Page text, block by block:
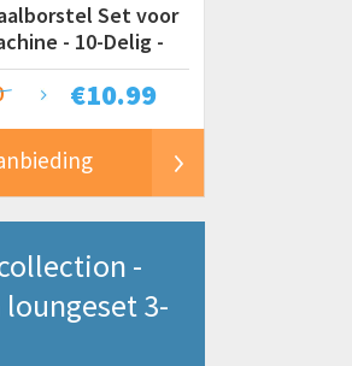
Set voor
- 10-Delig -
/ Schuurborstel /
€10.99
-
3-